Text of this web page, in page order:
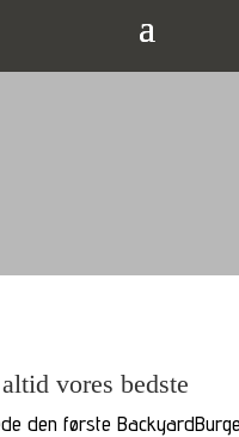
vores bedste
den første